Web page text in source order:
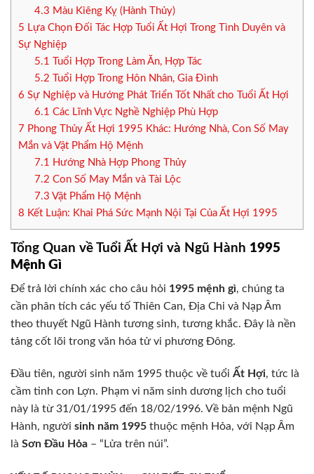
4.3 Màu Kiêng Kỵ (Hành Thủy)
5 Lựa Chọn Đối Tác Hợp Tuổi Ất Hợi Trong Tình Duyên và
Sự Nghiệp
5.1
Tuổi Hợp Trong Làm Ăn, Hợp Tác
5.2 Tuổi Hợp Trong Hôn Nhân, Gia Đình
6 Sự Nghiệp và Hướng Phát Triển Tốt Nhất cho Tuổi Ất Hợi
6.1 Các Lĩnh Vực Nghề Nghiệp Phù Hợp
7 Phong Thủy Ất Hợi 1995 Khác: Hướng Nhà, Con Số May
Mắn và Vật Phẩm Hộ Mệnh
7.1
Hướng Nhà Hợp Phong Thủy
7.2 Con Số May Mắn và Tài Lộc
7.3 Vật Phẩm Hộ Mệnh
8 Kết Luận: Khai Phá Sức Mạnh Nội Tại Của Ất Hợi 1995
Tổng Quan về Tuổi Ất Hợi và Ngũ Hành 1995
Mệnh Gì
Để trả lời chính xác cho câu hỏi 1995 mệnh gì, chúng ta
cần phân tích các yếu tố Thiên Can, Địa Chi và Nạp Âm
theo thuyết Ngũ Hành tương sinh, tương khắc. Đây là nền
tảng cốt lõi trong văn hóa tử vi phương Đông.
Đầu tiên, người sinh năm 1995 thuộc về tuổi Ất Hợi, tức là
cầm tinh con Lợn. Phạm vi năm sinh dương lịch cho tuổi
này là từ 31/01/1995 đến 18/02/1996. Về bản mệnh Ngũ
Hành, người sinh năm 1995 thuộc mệnh Hỏa, với Nạp Âm
là Sơn Đầu Hỏa – “Lửa trên núi”.